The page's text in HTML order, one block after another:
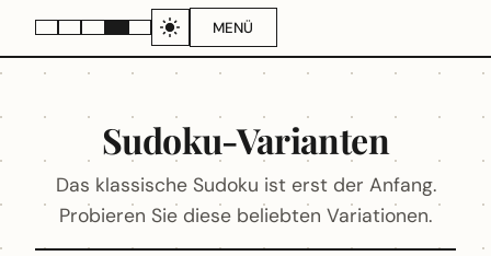
MENÜ
Sudoku-Varianten
Das klassische Sudoku ist erst der Anfang.
Probieren Sie diese beliebten Variationen.